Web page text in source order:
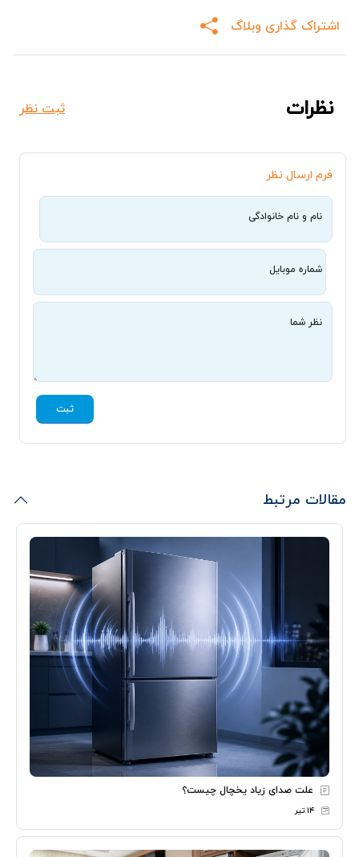
اشتراک گذاری وبلاگ
نظرات ثبت نظر
فرم ارسال نظر
نام و نام خانوادگی
شماره موبایل
نظر شما
ثبت
مقالات مرتبط
علت صدای زیاد یخچال چیست؟
۱۴ تیر